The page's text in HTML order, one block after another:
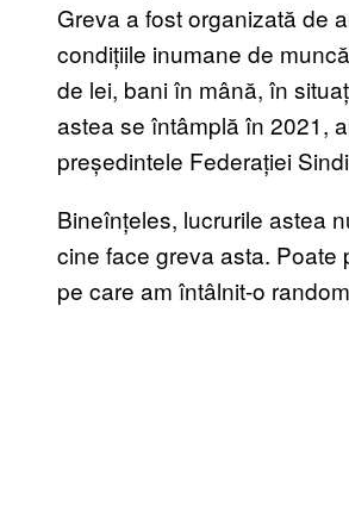
Greva a fost organizată de
condițiile inumane de
de lei, bani în mână, în
astea se întâmplă în 2021,
președintele Federației
Bineînțeles, lucrurile astea
cine face greva asta. Poate
pe care am întâlnit-o